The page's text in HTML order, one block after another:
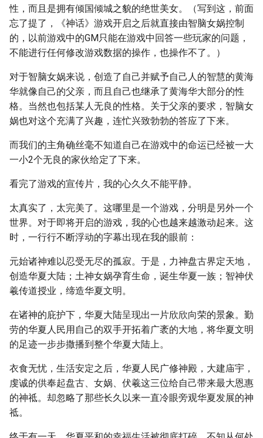
性，而且是拥有倾国倾城之貌的绝世美女。（写到这，前面
忘了提了，《神话》游戏开启之后就直接由智脑女娲控制
的，以前游戏中的GM只能在游戏中回答一些玩家的问题，
不能进行任何修改游戏数据的操作，也操作不了。）
对于智脑女娲来说，创造了自己并赋予自己人的智慧的黄海
华就像自己的父亲，而且自己也继承了黄海华大部分的性
格。当然也包括某人无良的性格。关于父亲的要求，智脑女
娲也对这个充满了兴趣，连忙兴致勃勃的答应了下来。
而我们的主角确丝毫不知道自己在游戏中的命运已经被一大
一小2个无良的家伙给定了下来。
看完了游戏的宣传片，我的心久久不能平静。
太真实了，太完美了。这哪里是一个游戏，分明是另外一个
世界。对于即将开启的游戏，我的心也越来越激动起来。这
时，一行行不断浮动的字幕出现在我的眼前：
元始诸神难以忍受无尽的孤寂。于是，力神盘古界定天地，
创造华夏大陆；土神女娲孕育生命，诞生华夏一族；智神伏
羲传道授业，缔造华夏文明。
在诸神的庇护下，华夏大陆呈现出一片欣欣向荣的景象。勤
劳的华夏人民用自己的双手开拓着广袤的大地，将华夏文明
的足迹一步步撒播到整个华夏大陆上。
衣食无忧，生活安定之后，华夏人民广修神殿，大建庙宇，
虔诚的供奉起盘古、女娲、伏羲这三位给自己带来最大恩惠
的神祗。却忽略了那些长久以来一直冷眼旁观华夏发展的神
祗。